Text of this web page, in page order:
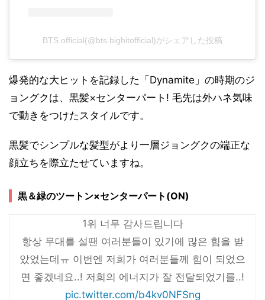
BTS official(@bts.bighitofficial)がシェアした投稿
爆発的な大ヒットを記録した「Dynamite」の時期のジ
ョングクは、黒髪×センターパート! 毛先は外ハネ気味
で動きをつけたスタイルです。
黒髪でシンプルな髪型がより一層ジョングクの端正な
顔立ちを際立たせていますね。
黒＆緑のツートン×センターパート(ON)
1위 너무 감사드립니다
항상 무대를 설땐 여러분들이 있기에 많은 힘을 받
았었는데ㅠ 이번엔 저희가 여러분들께 힘이 되었으
면 좋겠네요..! 저희의 에너지가 잘 전달되었기를..!
pic.twitter.com/b4kv0NFSng